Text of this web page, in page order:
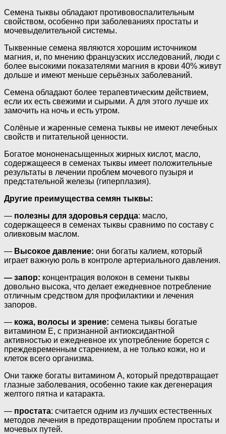
Семена тыквы обладают противовоспалительным
свойством, особенно при заболеваниях простаты и
мочевыделительной системы.
Тыквенные семена являются хорошим источником
магния, и, по мнению французских исследований, люди с
более высокими показателями магния в крови 40% живут
дольше и имеют меньше серьёзных заболеваний.
Семена обладают более терапевтическим действием,
если их есть свежими и сырыми. А для этого лучше их
замочить на ночь и есть утром.
Солёные и жаренные семена тыквы не имеют лечебных
свойств и питательной ценности.
Богатое мононенасыщенных жирных кислот, масло,
содержащееся в семенах тыквы имеет положительные
результаты в лечении проблем мочевого пузыря и
предстательной железы (гиперплазия).
Другие преимущества семян тыквы:
— полезны для здоровья сердца: масло,
содержащееся в семенах тыквы сравнимо по составу с
оливковым маслом.
— Высокое давление: они богаты калием, который
играет важную роль в контроле артериального давления.
— запор: концентрация волокон в семени тыквы
довольно высока, что делает ежедневное потребление
отличным средством для профилактики и лечения
запоров.
— кожа, волосы и зрение: семена тыквы богатые
витамином Е, с признанной антиоксидантной
активностью и ежедневное их употребление борется с
преждевременным старением, а не только кожи, но и
клеток всего организма.
Они также богаты витамином А, который предотвращает
глазные заболевания, особенно такие как дегенерация
желтого пятна и катаракта.
— простата: считается одним из лучших естественных
методов лечения в предотвращении проблем простаты и
мочевых путей.